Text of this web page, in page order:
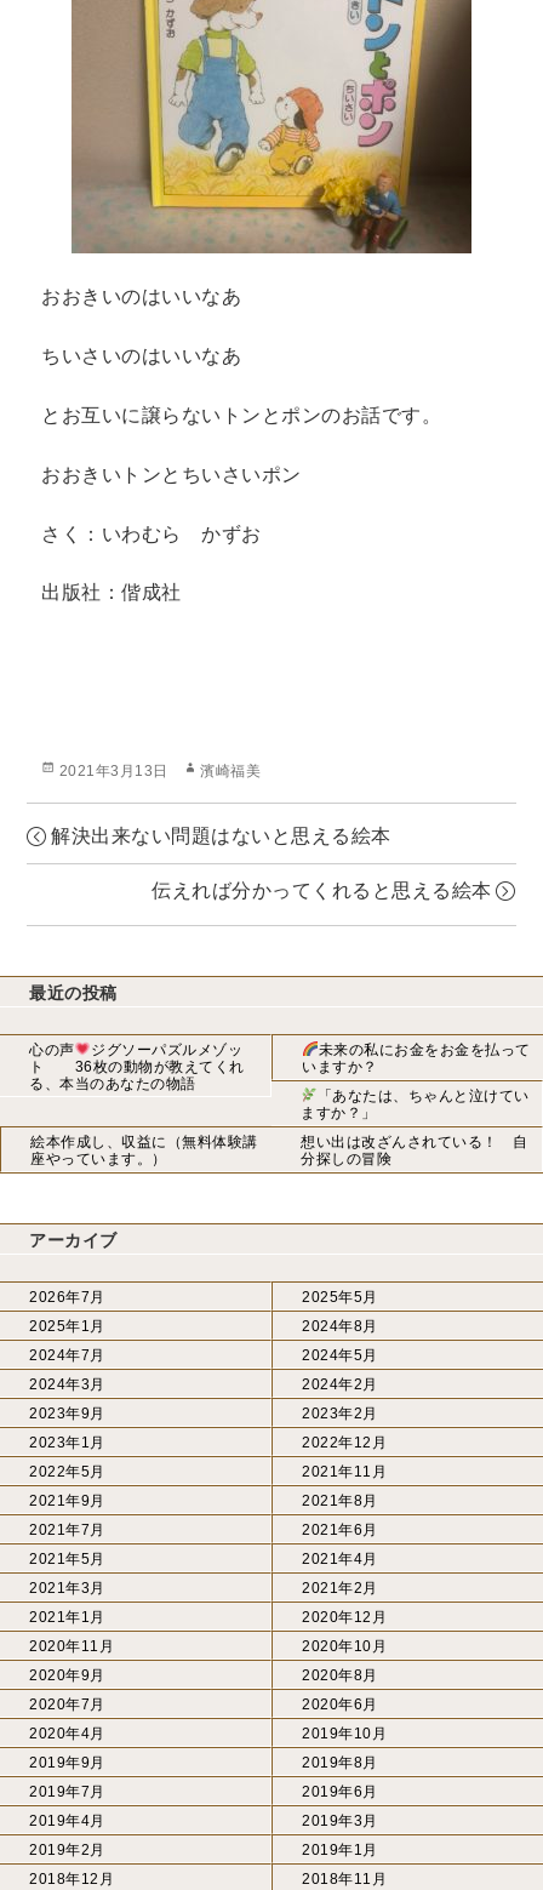
おおきいのはいいなあ
ちいさいのはいいなあ
とお互いに譲らないトンとポンのお話です。
おおきいトンとちいさいポン
さく：いわむら かずお
出版社：偕成社
投
2021年3月13日
作
濱崎福美
解決出来ない問題はないと思える絵本
伝えれば分かってくれると思える絵本
最近の投稿
心の声
ジグソーパズルメゾッ
ト 36枚の動物が教えてくれ
る、本当のあなたの物語
未来の私にお金をお金を払って
いますか？
「あなたは、ちゃんと泣けてい
ますか？」
絵本作成し、収益に（無料体験講
座やっています。）
想い出は改ざんされている！ 自
分探しの冒険
アーカイブ
2026年7月
2025年5月
2025年1月
2024年8月
2024年7月
2024年5月
2024年3月
2024年2月
2023年9月
2023年2月
2023年1月
2022年12月
2022年5月
2021年11月
2021年9月
2021年8月
2021年7月
2021年6月
2021年5月
2021年4月
2021年3月
2021年2月
2021年1月
2020年12月
2020年11月
2020年10月
2020年9月
2020年8月
2020年7月
2020年6月
2020年4月
2019年10月
2019年9月
2019年8月
2019年7月
2019年6月
2019年4月
2019年3月
2019年2月
2019年1月
2018年12月
2018年11月